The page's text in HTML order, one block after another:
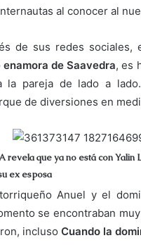
al conocer al
de sus redes
de Saavedra, es
la pareja de lado a lado.
de diversiones en
revela que ya no está con Yalin
ex esposa
Anuel y el
se encontraban
incluso Cuando la